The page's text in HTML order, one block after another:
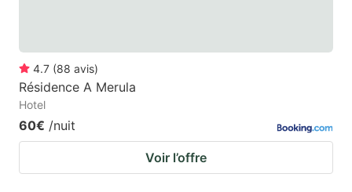
4.7 (88 avis)
Résidence A Merula
Hotel
60€ /nuit
Voir l’offre